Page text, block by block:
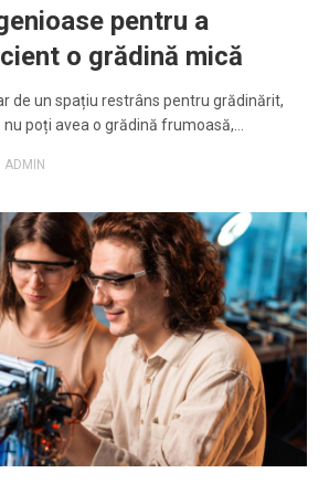
pentru a
o grădină mică
de un spațiu restrâns pentru grădinărit,
poți avea o grădină frumoasă,…
ADMIN